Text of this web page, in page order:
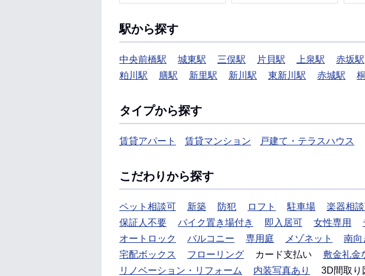
駅から探す
中央前橋駅 城東駅 三俣駅 片貝駅 上泉駅 赤坂駅
粕川駅
膳駅 新里駅 新川駅 東新川駅 赤城駅
タイプから探す
賃貸アパート 賃貸マンション 戸建て・テラスハウス
こだわりから探す
ペット相談可 新築 防犯 ロフト 駐車場 楽器相
保証人不要
バイク置き場付き 即入居可 女性専用
オートロック
バルコニー 専用庭 メゾネット 南向
宅配ボックス
フローリング カード支払い 敷金礼金
リノベーション・リフォーム
内装写真あり 3D間取り